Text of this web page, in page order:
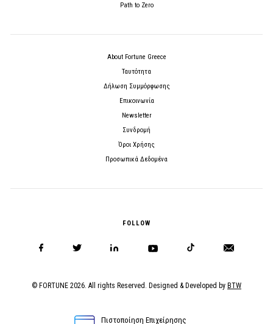
Path to Zero
About Fortune Greece
Ταυτότητα
Δήλωση Συμμόρφωσης
Επικοινωνία
Newsletter
Συνδρομή
Όροι Χρήσης
Προσωπικά Δεδομένα
FOLLOW
© FORTUNE 2026. All rights Reserved. Designed & Developed by BTW
Πιστοποίηση Επιχείρησης